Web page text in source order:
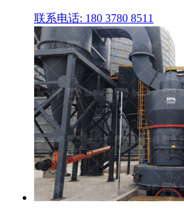
联系电话: 180 3780 8511